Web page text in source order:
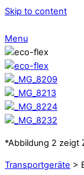
Skip to content
Menu
*Abbildung 2 zeigt
Transportgeräte >